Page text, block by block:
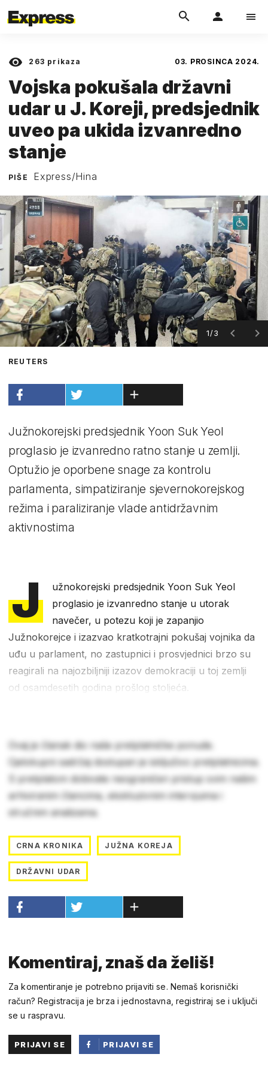
263 prikaza 03. PROSINCA 2024.
Vojska pokušala državni
udar u J. Koreji, predsjednik
uveo pa ukida izvanredno
stanje
PIŠE Express/Hina
1/3
REUTERS
Južnokorejski predsjednik Yoon Suk Yeol
proglasio je izvanredno ratno stanje u zemlji.
Optužio je oporbene snage za kontrolu
parlamenta, simpatiziranje sjevernokorejskog
režima i paraliziranje vlade antidržavnim
aktivnostima
J
užnokorejski predsjednik Yoon Suk Yeol
proglasio je izvanredno stanje u utorak
navečer, u potezu koji je zapanjio
Južnokorejce i izazvao kratkotrajni pokušaj vojnika da
uđu u parlament, no zastupnici i prosvjednici brzo su
reagirali na najozbiljniji izazov demokraciji u toj zemlji
od osamdesetih godina prošlog stoljeća.
Ovaj je članak dio naše pretplatničke ponude.
Cjelokupni sadržaj dostupan je isključivo pretplatnicima.
S pretplatom dobivate neograničen pristup svim našim
arhiviranim člancima, ekskluzivnim intervjuima i
stručnim analizama.
CRNA KRONIKA JUŽNA KOREJA
DRŽAVNI UDAR
Komentiraj, znaš da želiš!
Za komentiranje je potrebno prijaviti se. Nemaš korisnički
račun? Registracija je brza i jednostavna, registriraj se i uključi
se u raspravu.
PRIJAVI SE
PRIJAVI SE